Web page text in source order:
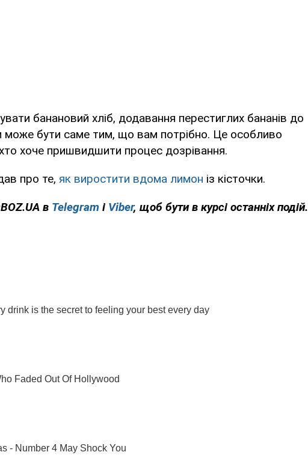
банановий хліб, додавання перестиглих бананів до
може бути саме тим, що вам потрібно. Це особливо
хоче пришвидшити процес дозрівання.
про те, як виростити вдома лимон із кісточки.
.UA в Telegram і Viber, щоб бути в курсі останніх подій.